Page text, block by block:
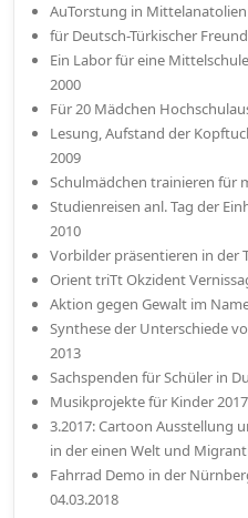
AuTorstung in
für Deutsch-Türkischer
Ein Labor für eine
2000
Für 20 Mädchen
Lesung, Aufstand der
2009
Schulmädchen trainieren für
Studienreisen anl. Tag der
2010
Vorbilder präsentieren in der
Orient triTt Okzident
Aktion gegen Gewalt im
Synthese der Unterschiede
2013
Sachspenden für Schüler in
Musikprojekte für Kinder 2017
3.2017: Cartoon Ausstellung
in der einen Welt und
Fahrrad Demo in der
04.03.2018